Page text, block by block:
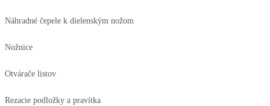
Náhradné čepele k dielenským nožom
Nožnice
Otvárače listov
Rezacie podložky a pravítka